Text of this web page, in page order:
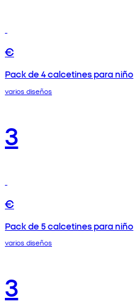
€
Pack de 4 calcetines para niño
varios diseños
3
€
Pack de 5 calcetines para niño
varios diseños
3